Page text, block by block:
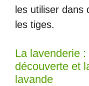
les utiliser dans
les tiges.
La lavenderie
découverte et
lavande